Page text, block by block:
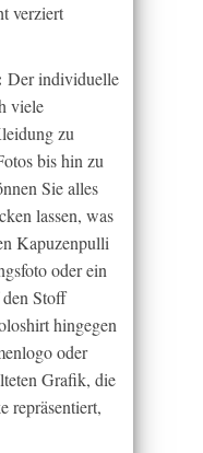
verziert
Der individuelle
viele
zu
bis hin zu
Sie alles
lassen, was
Kapuzenpulli
oder ein
Stoff
hingegen
oder
Grafik, die
repräsentiert,